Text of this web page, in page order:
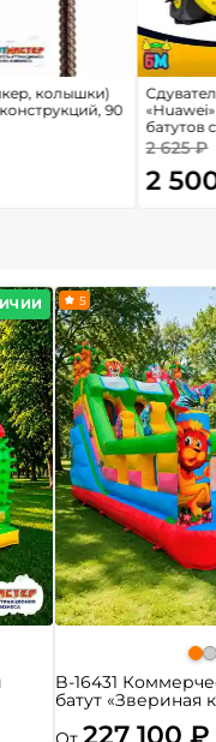
колышки)
90
батутов
2 625 ₽
2
5
B-16431
батут «Звериная
227 100 ₽